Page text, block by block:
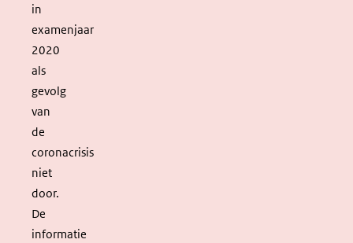
in
examenjaar
2020
als
gevolg
van
de
coronacrisis
niet
door.
De
informatie